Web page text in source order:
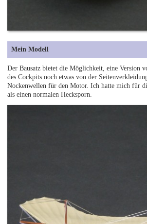
Mein Modell
Der Bausatz bietet die Möglichkeit, eine Version
des Cockpits noch etwas von der
Nockenwellen für den Motor. Ich hatte mich für
als einen normalen Hecksporn.